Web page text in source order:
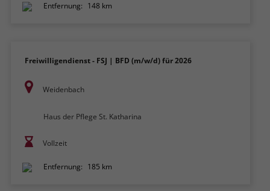
Entfernung: 148 km
Freiwilligendienst - FSJ | BFD (m/w/d) für 2026
Weidenbach
Haus der Pflege St. Katharina
Vollzeit
Entfernung: 185 km